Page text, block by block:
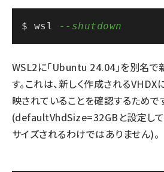
$ wsl --shutdown
WSL2に「Ubuntu 24.04」を別名で
す。これは、新しく作成される
映されていることを確認するためで
(defaultVhdSize=32GBと設定して
サイズされるわけではありません)。